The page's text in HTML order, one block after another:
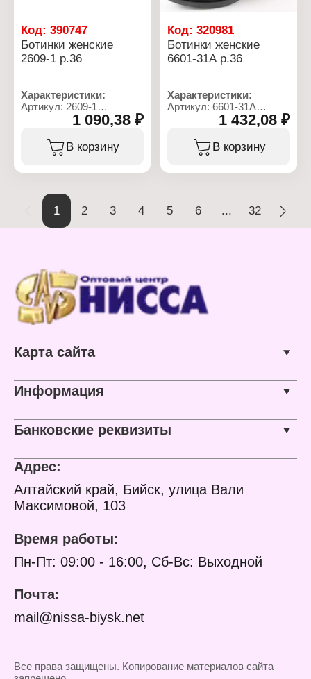
Код: 390747
Ботинки женские
2609-1 р.36
Характеристики:
Артикул: 2609-1
Тип товара: Обувь
Назначение: женские
Размер: 36 р.
1 090,38 ₽
В корзину
Код:320981
Ботинки женские
6601-31А р.36
Характеристики:
Артикул: 6601-31А
Тип товара: Обувь
Назначение: женские
Размер: 36 р.
1 432,08 ₽
В корзину
1 2 3 4 5 6 ... 32
Карта сайта
Информация
Банковские реквизиты
Адрес:
Алтайский край, Бийск, улица Вали
Максимовой, 103
Время работы:
Пн-Пт: 09:00 - 16:00, Сб-Вс: Выходной
Почта:
mail@nissa-biysk.net
Все права защищены. Копирование материалов сайта